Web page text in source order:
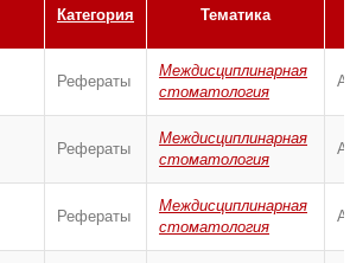
Категория Тематика
Рефераты
Междисциплинарная
стоматология
Рефераты
Междисциплинарная
стоматология
Рефераты
Междисциплинарная
стоматология